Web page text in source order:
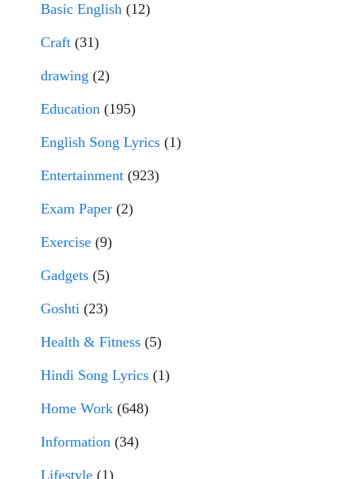
Basic English (12)
Craft (31)
drawing (2)
Education (195)
English Song Lyrics (1)
Entertainment (923)
Exam Paper (2)
Exercise (9)
Gadgets (5)
Goshti (23)
Health & Fitness (5)
Hindi Song Lyrics (1)
Home Work (648)
Information (34)
Lifestyle (1)